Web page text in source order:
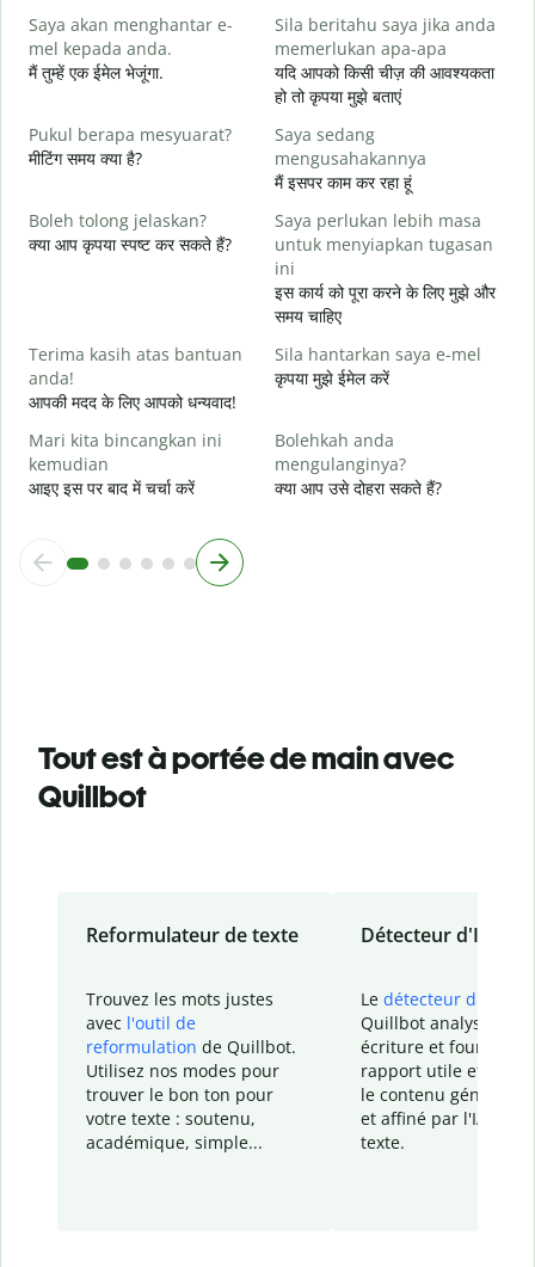
Saya akan menghantar e-
mel kepada anda.
मैं तुम्हें एक ईमेल भेजूंगा.
Sila beritahu saya jika anda
memerlukan apa-apa
यदि आपको किसी चीज़ की आवश्यकता
हो तो कृपया मुझे बताएं
Pukul berapa mesyuarat?
मीटिंग समय क्या है?
Saya sedang
mengusahakannya
मैं इसपर काम कर रहा हूं
Boleh tolong jelaskan?
क्या आप कृपया स्पष्ट कर सकते हैं?
Saya perlukan lebih masa
untuk menyiapkan tugasan
ini
इस कार्य को पूरा करने के लिए मुझे और
समय चाहिए
Terima kasih atas bantuan
anda!
आपकी मदद के लिए आपको धन्यवाद!
Sila hantarkan saya e-mel
कृपया मुझे ईमेल करें
Mari kita bincangkan ini
kemudian
आइए इस पर बाद में चर्चा करें
Bolehkah anda
mengulanginya?
क्या आप उसे दोहरा सकते हैं?
Tout est à portée de main avec
Quillbot
Reformulateur de texte
Trouvez les mots justes
avec l'outil de
reformulation de Quillbot.
Utilisez nos modes pour
trouver le bon ton pour
votre texte : soutenu,
académique, simple...
Détecteur d'IA
Le détecteur d'IA
Quillbot analyse votre
écriture et fournit un
rapport utile et
le contenu généré
et affiné par l'IA
texte.